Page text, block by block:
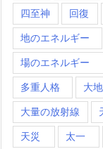
四至神 回復
地のエネルギー
場のエネルギー
多重人格 大地
大量の放射線
天災 太一